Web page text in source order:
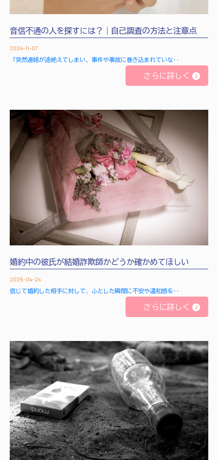
音信不通の人を探すには？｜自己調査の方法と注意点
2024-11-07
「突然連絡が途絶えてしまい、事件や事故に巻き込まれていな‥
さらに詳しく
婚約中の彼氏が結婚詐欺師かどうか確かめてほしい
2025-04-24
信じて婚約した相手に対して、ふとした瞬間に不安や違和感を‥
さらに詳しく